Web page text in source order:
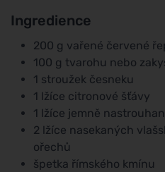
Ingredience
200 g vařené červené
100 g tvarohu nebo
1 stroužek česneku
1 lžíce citronové šťávy
1 lžíce jemně
2 lžíce nasekaných
ořechů
špetka římského kmínu